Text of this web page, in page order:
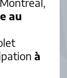
au
à